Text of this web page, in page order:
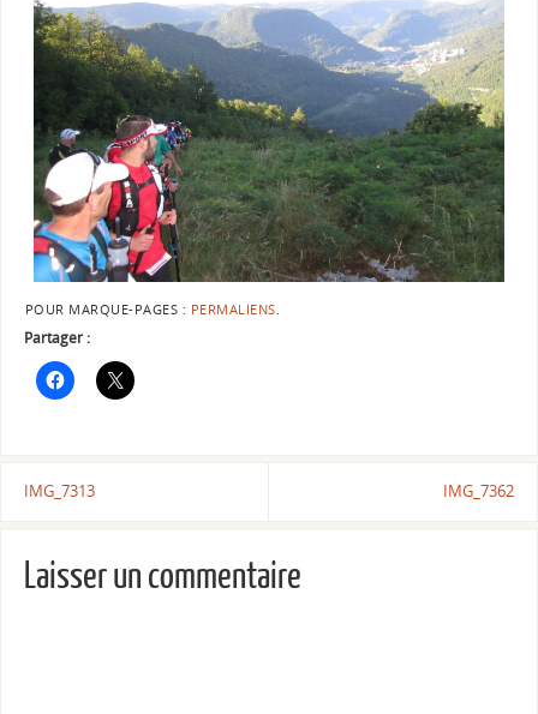
POUR MARQUE-PAGES : PERMALIENS.
Partager :
IMG_7313 IMG_7362
Laisser un commentaire